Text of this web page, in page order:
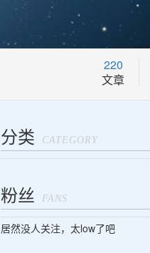
220
文章
分类 CATEGORY
粉丝 FANS
居然没人关注，太low了吧